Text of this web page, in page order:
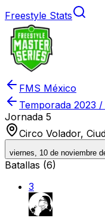
Freestyle Stats
FMS México
Temporada 2023 /
Jornada 5
Circo Volador,
viernes, 10 de noviembre
Batallas (6)
3